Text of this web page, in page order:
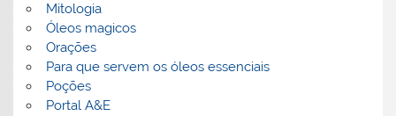
Mitologia
Óleos magicos
Orações
Para que servem os óleos essenciais
Poções
Portal A&E